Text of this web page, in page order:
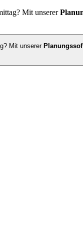
Mit unserer
Mit unserer